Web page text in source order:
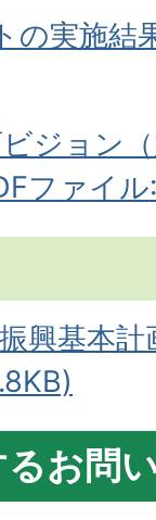
の実施結
ジョン
ファイ
興基本
お問